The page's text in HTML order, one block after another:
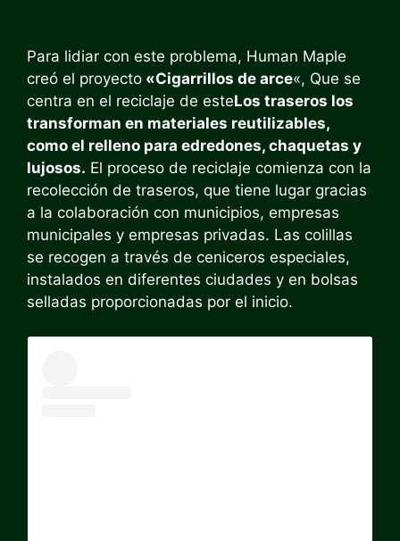
Para lidiar con este problema, Human Maple
creó el proyecto «Cigarrillos de arce«, Que se
centra en el reciclaje de esteLos traseros los
transforman en materiales reutilizables,
como el relleno para edredones, chaquetas y
lujosos. El proceso de reciclaje comienza con la
recolección de traseros, que tiene lugar gracias
a la colaboración con municipios, empresas
municipales y empresas privadas. Las colillas
se recogen a través de ceniceros especiales,
instalados en diferentes ciudades y en bolsas
selladas proporcionadas por el inicio.